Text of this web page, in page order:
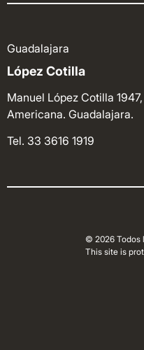
Guadalajara
López Cotilla
Manuel López Cotilla
Americana. Guadalajara.
Tel. 33 3616 1919
© 2026 Todos
This site is